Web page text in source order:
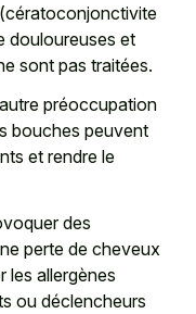
douloureuses et
sont pas traitées.
préoccupation
bouches peuvent
et rendre le
des
perte de cheveux
les allergènes
ou déclencheurs